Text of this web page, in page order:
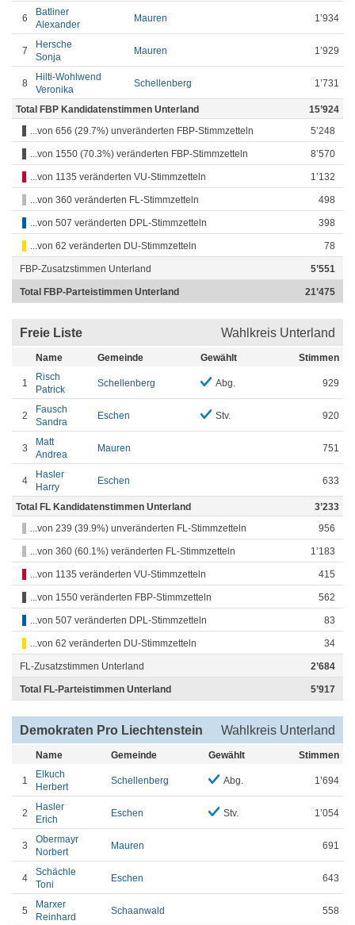
6
Batliner
Alexander
Mauren 1’934
7
Hersche
Sonja
Mauren 1’929
8
Hilti-Wohlwend
Veronika
Schellenberg 1’731
Total FBP Kandidatenstimmen Unterland
15’924
...von 656 (29.7%) unveränderten FBP-Stimmzetteln
5’248
...von 1550 (70.3%) veränderten FBP-Stimmzetteln 8’570
...von 1135 veränderten VU-Stimmzetteln 1’132
...von 360 veränderten FL-Stimmzetteln 498
...von 507 veränderten DPL-Stimmzetteln 398
...von 62 veränderten DU-Stimmzetteln 78
FBP-Zusatzstimmen Unterland 5’551
Total FBP-Parteistimmen Unterland 21’475
Freie Liste Wahlkreis Unterland
Name Gemeinde Gewählt Stimmen
1
Risch
Patrick
Schellenberg Abg. 929
2
Fausch
Sandra
Eschen Stv. 920
3
Matt
Andrea
Mauren 751
4
Hasler
Harry
Eschen 633
Total FL Kandidatenstimmen Unterland
3’233
...von 239 (39.9%) unveränderten FL-Stimmzetteln
956
...von 360 (60.1%) veränderten FL-Stimmzetteln 1’183
...von 1135 veränderten VU-Stimmzetteln 415
...von 1550 veränderten FBP-Stimmzetteln 562
...von 507 veränderten DPL-Stimmzetteln 83
...von 62 veränderten DU-Stimmzetteln 34
FL-Zusatzstimmen Unterland 2’684
Total FL-Parteistimmen Unterland 5’917
Demokraten Pro Liechtenstein Wahlkreis Unterland
Name Gemeinde Gewählt Stimmen
1
Elkuch
Herbert
Schellenberg Abg. 1’694
2
Hasler
Erich
Eschen Stv. 1’054
3
Obermayr
Norbert
Mauren 691
4
Schächle
Toni
Eschen 643
5
Marxer
Reinhard
Schaanwald 558